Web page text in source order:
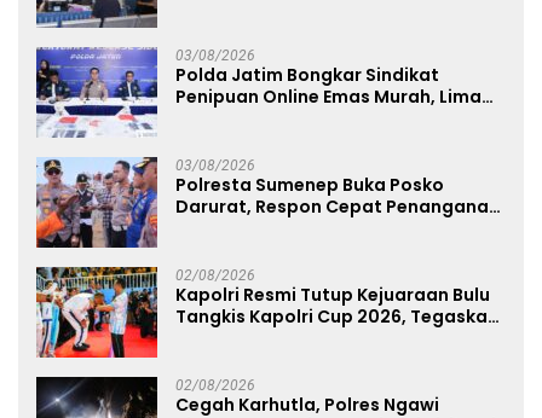
03/08/2026
Polda Jatim Bongkar Sindikat
Penipuan Online Emas Murah, Lima
03/08/2026
Polresta Sumenep Buka Posko
Darurat, Respon Cepat Penanganan
02/08/2026
Kapolri Resmi Tutup Kejuaraan Bulu
Tangkis Kapolri Cup 2026, Tegaskan
02/08/2026
Cegah Karhutla, Polres Ngawi